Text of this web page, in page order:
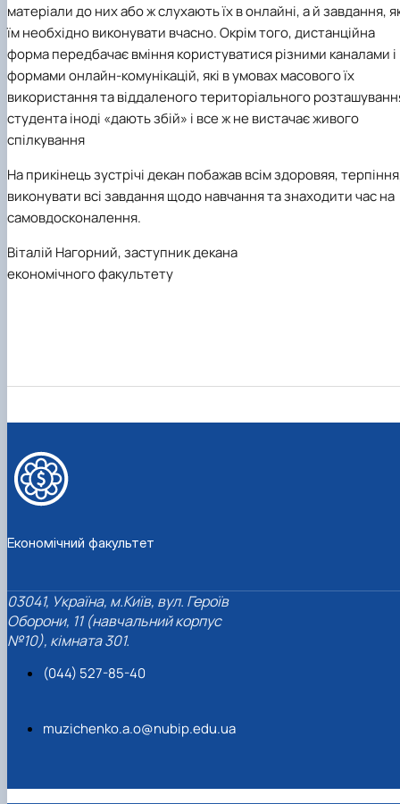
матеріали до них або ж слухають їх в онлайні, а й завдання,
їм необхідно виконувати вчасно. Окрім того, дистанційна
форма передбачає вміння користуватися різними каналами і
формами онлайн-комунікацій, які в умовах масового їх
використання та віддаленого територіального
студента іноді «дають збій» і все ж не вистачає живого
спілкування
На прикінець зустрічі декан побажав всім здоровяя,
виконувати всі завдання щодо навчання та знаходити час на
самовдосконалення.
Віталій Нагорний, заступник декана
економічного факультету
Економічний факультет
03041, Україна, м.Київ, вул. Героїв
Оборони, 11 (навчальний корпус
№10), кімната 301.
(044) 527-85-40
muzichenko.a.o@nubip.edu.ua